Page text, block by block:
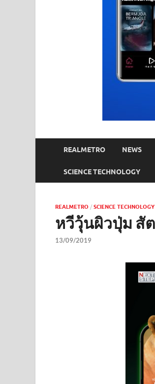
REALMETRO NEWS
SCIENCE TECHNOLOGY
REALMETRO / SCIENCE TECHNOLOGY
หวีวุ้นผิวปุ่ม สั
13/09/2019